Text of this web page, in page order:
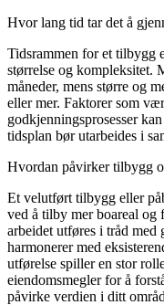
Hvor lang tid tar det å
Tidsrammen for et tilbygg
størrelse og kompleksitet.
måneder, mens større og
eller mer. Faktorer som
godkjenningsprosesser
tidsplan bør utarbeides i
Hvordan påvirker tilbygg
Et velutført tilbygg eller
ved å tilby mer boareal
arbeidet utføres i tråd med
harmonerer med
utførelse spiller en stor
eiendomsmegler for å
påvirke verdien i ditt